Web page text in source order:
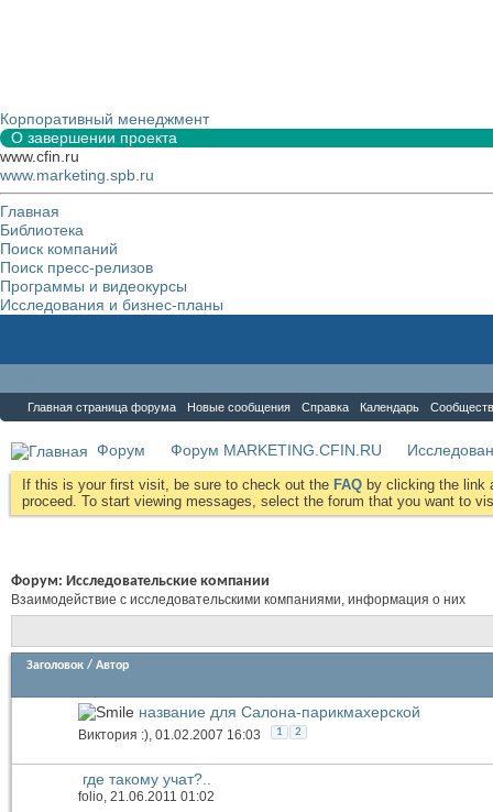
Корпоративный менеджмент
О завершении проекта
www.cfin.ru
www.marketing.spb.ru
Главная
Библиотека
Поиск компаний
Поиск пресс-релизов
Программы и видеокурсы
Исследования и бизнес-планы
Главная страница форума Новые сообщения Справка Календарь
Форум Форум MARKETING.CFIN.RU
If this is your first visit, be sure to check out the FAQ by clicking the link
proceed. To start viewing messages, select the forum that you want to
Форум: Исследовательские компании
Взаимодействие с исследовательскими компаниями, информация о них
Заголовок / Автор
название для Салона-парикмахерской
Виктория :), 01.02.2007 16:03 1 2
где такому учат?..
folio, 21.06.2011 01:02